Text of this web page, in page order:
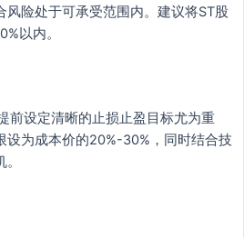
风险处于可承受范围内。建议将ST股
以内。
前设定清晰的止损止盈目标尤为重
设为成本价的20%-30%，同时结合技